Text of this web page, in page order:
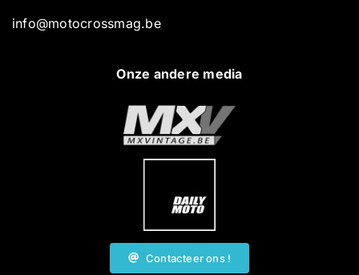
info@motocrossmag.be
Onze andere media
Contacteer ons !